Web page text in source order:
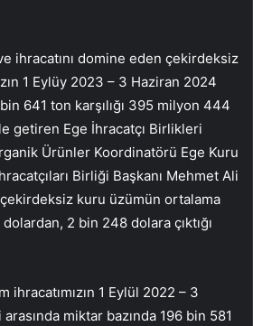
ihracatını domine eden çekirdeksiz
1 Eylüy 2023 – 3 Haziran 2024
641 ton karşılığı 395 milyon 444
getiren Ege İhracatçı Birlikleri
Ürünler Koordinatörü Ege Kuru
Birliği Başkanı Mehmet Ali
çekirdeksiz kuru üzümün ortalama
2 bin 248 dolara çıktığı
1 Eylül 2022 – 3
miktar bazında 196 bin 581